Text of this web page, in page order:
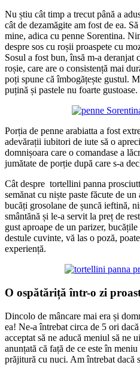
Nu știu cât timp a trecut până a
cât de dezamăgite am fost de ea.
mine, adica cu penne Sorentina.
despre sos cu roșii proaspete cu
Sosul a fost bun, însă m-a deranjat
roșie, care are o consistență mai
poți spune că îmbogățește gustul.
puțină și pastele nu foarte gustoase.
Porția de penne arabiatta a fost
adevărații iubitori de iute să o
domnișoara care o comandase a
jumătate de porție după care s-a
Cât despre tortellini panna
semănat cu niște paste făcute de
bucăți grosolane de șuncă ieftină,
smântănă și le-a servit la preț de
gust aproape de un parizer,
destule cuvinte, vă las o poză,
experiență.
O ospătăriță într-o zi
Dincolo de mâncare mai era și
ea! Ne-a întrebat circa de 5 ori
acceptat să ne aducă meniul să ne
anunțată că față de ce este în meniu
prăjitură cu nuci. Am întrebat dacă